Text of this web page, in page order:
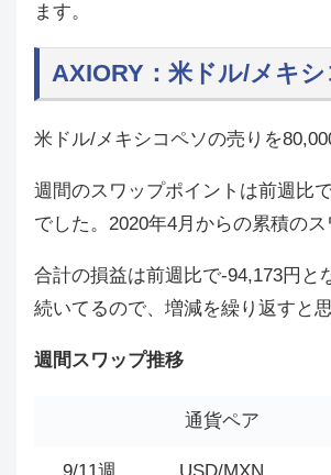
ます。
AXIORY：米ドル/メキシ
米ドル/メキシコペソの売りを
週間のスワップポイントは前週比
でした。2020年4月からの累積の
合計の損益は前週比で-94,173円
続いてるので、増減を繰り返すと思
週間スワップ推移
通貨ペア
9/11週 USD/MXN